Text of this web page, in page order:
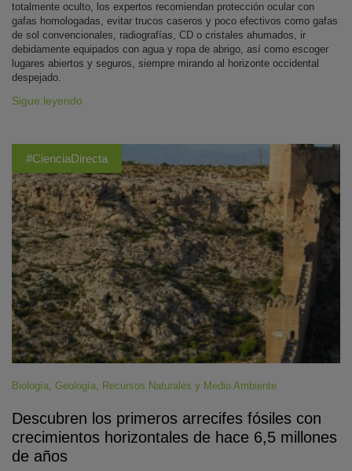
totalmente oculto, los expertos recomiendan protección ocular con
gafas homologadas, evitar trucos caseros y poco efectivos como gafas
de sol convencionales, radiografías, CD o cristales ahumados, ir
debidamente equipados con agua y ropa de abrigo, así como escoger
lugares abiertos y seguros, siempre mirando al horizonte occidental
despejado.
Sigue leyendo
#CienciaDirecta
Biología, Geología, Recursos Naturales y Medio Ambiente
Descubren los primeros arrecifes fósiles con
crecimientos horizontales de hace 6,5 millones
de años